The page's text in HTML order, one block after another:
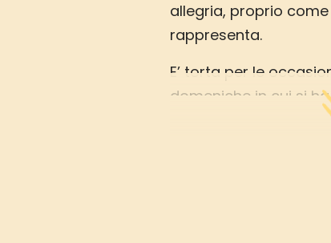
allegria, proprio
rappresenta.
E’ torta per le
domeniche in cui si
dolce buonissimo,